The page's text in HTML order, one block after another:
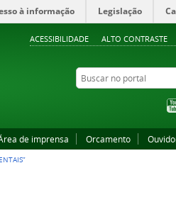
ACESSIBILIDADE ALTO CONTRASTE
à informação Legislação
Buscar no portal
de imprensa Orcamento